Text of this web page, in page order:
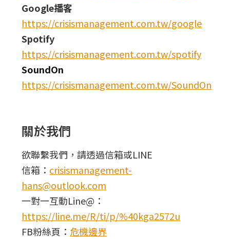
Google播客
https://crisismanagement.com.tw/google
Spotify
https://crisismanagement.com.tw/spotify
SoundOn
https://crisismanagement.com.tw/SoundOn
關於我們
欲聯繫我們，請透過信箱或LINE
信箱： crisismanagement-
hans@outlook.com
一對一互動Line@：
https://line.me/R/ti/p/%40kga2572u
FB粉絲頁： 危機邊界